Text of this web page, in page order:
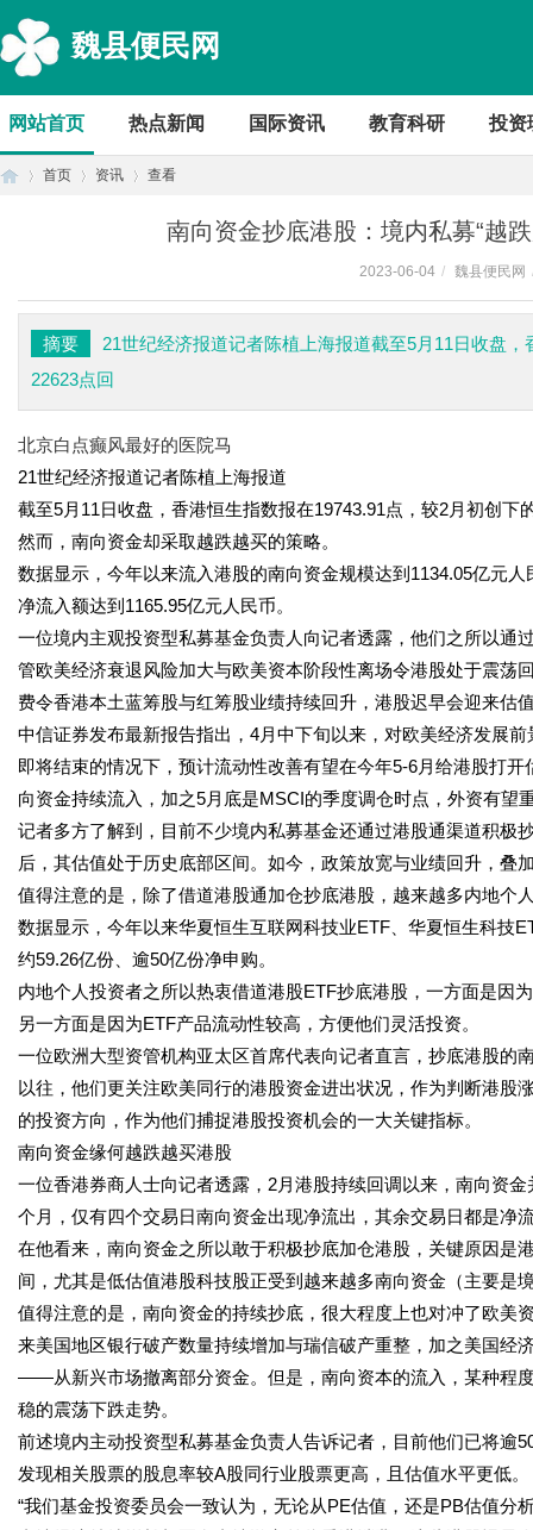
魏县便民网
网站首页 热点新闻 国际资讯 教育科研 投资
首页 资讯 查看
南向资金抄底港股：境内私募“越
2023-06-04 / 魏县便民网
摘要
21世纪经济报道记者陈植上海报道截至5月11日收盘
22623点回
北京白点癫风最好的医院马
21世纪经济报道记者陈植上海报道
截至5月11日收盘，香港恒生指数报在19743.91点，较2月初创下
然而，南向资金却采取越跌越买的策略。
数据显示，今年以来流入港股的南向资金规模达到1134.05亿元
净流入额达到1165.95亿元人民币。
一位境内主观投资型私募基金负责人向记者透露，他们之所以通
管欧美经济衰退风险加大与欧美资本阶段性离场令港股处于震荡
费令香港本土蓝筹股与红筹股业绩持续回升，港股迟早会迎来估
中信证券发布最新报告指出，4月中下旬以来，对欧美经济发展
即将结束的情况下，预计流动性改善有望在今年5-6月给港股打
向资金持续流入，加之5月底是MSCI的季度调仓时点，外资有望
记者多方了解到，目前不少境内私募基金还通过港股通渠道积极
后，其估值处于历史底部区间。如今，政策放宽与业绩回升，叠
值得注意的是，除了借道港股通加仓抄底港股，越来越多内地个
数据显示，今年以来华夏恒生互联网科技业ETF、华夏恒生科技
约59.26亿份、逾50亿份净申购。
内地个人投资者之所以热衷借道港股ETF抄底港股，一方面是因
另一方面是因为ETF产品流动性较高，方便他们灵活投资。
一位欧洲大型资管机构亚太区首席代表向记者直言，抄底港股的
以往，他们更关注欧美同行的港股资金进出状况，作为判断港
的投资方向，作为他们捕捉港股投资机会的一大关键指标。
南向资金缘何越跌越买港股
一位香港券商人士向记者透露，2月港股持续回调以来，南向资
个月，仅有四个交易日南向资金出现净流出，其余交易日都是净
在他看来，南向资金之所以敢于积极抄底加仓港股，关键原因是
间，尤其是低估值港股科技股正受到越来越多南向资金（主要是
值得注意的是，南向资金的持续抄底，很大程度上也对冲了欧美
来美国地区银行破产数量持续增加与瑞信破产重整，加之美国经
——从新兴市场撤离部分资金。但是，南向资本的流入，某种程
稳的震荡下跌走势。
前述境内主动投资型私募基金负责人告诉记者，目前他们已将逾
发现相关股票的股息率较A股同行业股票更高，且估值水平更低。
“我们基金投资委员会一致认为，无论从PE估值，还是PB估值